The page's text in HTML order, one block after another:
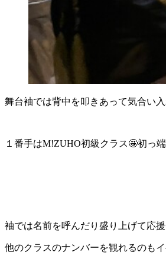
舞台袖では背中を叩きあって気合い入
１番手はM!ZUHO初級クラス🤩初っ
袖では名前を呼んだり盛り上げて応
他のクラスのナンバーを観れるのも